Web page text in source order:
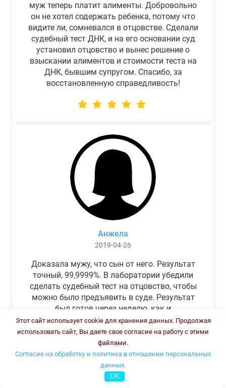
муж теперь платит алименты. Добровольно
он не хотел содержать ребенка, потому что
видите ли, сомневался в отцовстве. Сделали
судебный тест ДНК, и на его основании суд
установил отцовство и вынес решение о
взыскании алиментов и стоимости теста на
ДНК, бывшим супругом. Спасибо, за
восстановленную справедливость!
Анжела
2019-04-26
Доказала мужу, что сын от него. Результат
точный, 99,9999%. В лаборатории убедили
сделать судебный тест на отцовство, чтобы
можно было предъявить в суде. Результат
был готов через неделю, как и
обещали.Теперь муж бегает и извиняется.
Этот сайт использует cookie для хранения данных. Продолжая
использовать сайт, Вы даете свое согласие на работу с этими
файлами.
Согласие на обработку и политика в отношении персональных
данных.
OK